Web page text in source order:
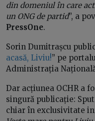
din domeniul în care
un ONG de partid”, a
PressOne.
Sorin Dumitrașcu
acasă, Liviu!” pe
Administrația
Dar acțiunea OCHR a
singură publicație:
chiar în exclusivitate